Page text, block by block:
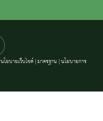
นโยบายเว็บไซต์|มาตรฐาน |นโยบายการ